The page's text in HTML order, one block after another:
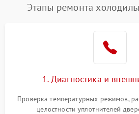
Поломка системы No Frost 2600 ₽
работе
2000 ₽
Этапы ремонта
1. Диагностика и
Проверка температурных режимов,
целостности уплотнителей